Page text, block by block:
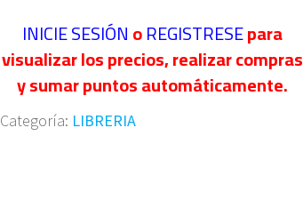
INICIE SESIÓNoREGISTRESEpara
visualizar los precios, realizar compras
y sumar puntos automáticamente.
Categoría: LIBRERIA